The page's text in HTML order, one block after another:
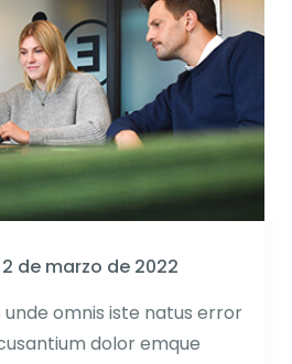
2 de marzo de 2022
omnis iste natus error
dolor emque